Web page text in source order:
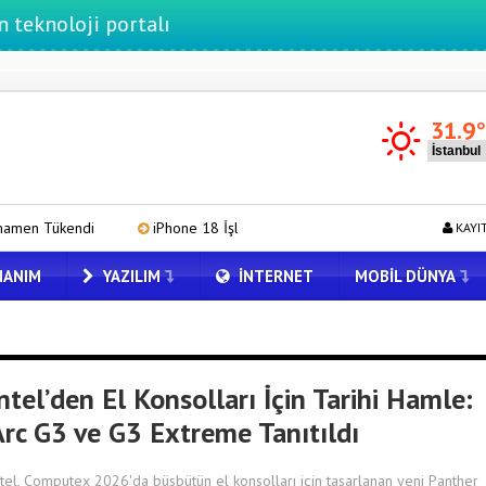
portalı
31.9
iPhone 18 İşlemcisi Apple A20 Pro DRAM Tedarik Sorunu Yaşıyor
YAZILIM İNTERNET MOBIL DÜNYA
El Konsolları İçin Tarihi Hamle:
G3 ve G3 Extreme Tanıtıldı
Computex 2026'da büsbütün el konsolları için tasarlanan yeni Panther